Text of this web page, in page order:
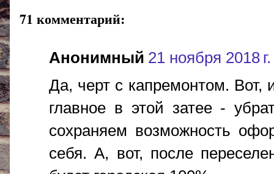
71 комментарий:
Анонимный 21 ноября 2018
Да, черт с капремонтом. Вот,
главное в этой затее -
сохраняем возможность
себя. А, вот, после